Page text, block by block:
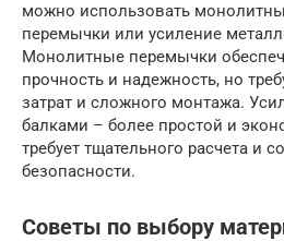
можно использовать
перемычки или усиление
Монолитные перемычки
прочность и надежность, но
затрат и сложного монтажа.
балками – более простой и
требует тщательного расчета и
безопасности.
Советы по выбору